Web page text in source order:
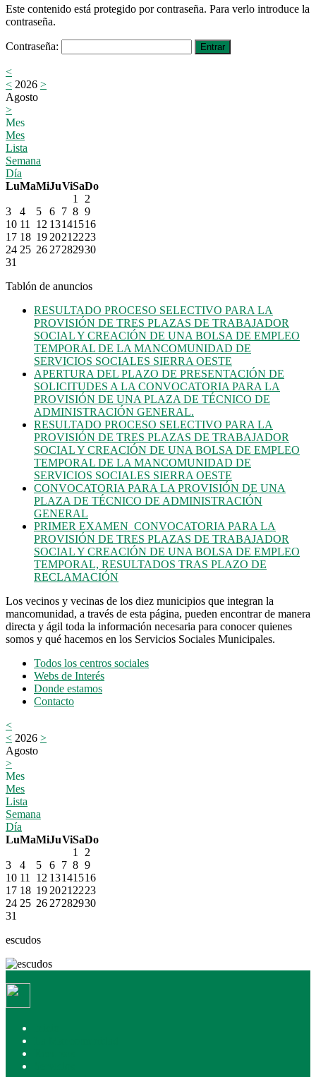
Este contenido está protegido por contraseña. Para verlo introduce la
contraseña.
Contraseña:
<
< 2026 >
Agosto
>
Mes
Mes
Lista
Semana
Día
LuMaMiJuViSaDo
1
2
3
4 5 6 7 8 9
10 11 12 13141516
17 18 19 2021 2223
24 25 26 27282930
31
Tablón de anuncios
RESULTADO PROCESO SELECTIVO PARA LA
PROVISIÓN DE TRES PLAZAS DE TRABAJADOR
SOCIAL Y CREACIÓN DE UNA BOLSA DE EMPLEO
TEMPORAL DE LA MANCOMUNIDAD DE
SERVICIOS SOCIALES SIERRA OESTE
APERTURA DEL PLAZO DE PRESENTACIÓN DE
SOLICITUDES A LA CONVOCATORIA PARA LA
PROVISIÓN DE UNA PLAZA DE TÉCNICO DE
ADMINISTRACIÓN GENERAL.
RESULTADO PROCESO SELECTIVO PARA LA
PROVISIÓN DE TRES PLAZAS DE TRABAJADOR
SOCIAL Y CREACIÓN DE UNA BOLSA DE EMPLEO
TEMPORAL DE LA MANCOMUNIDAD DE
SERVICIOS SOCIALES SIERRA OESTE
CONVOCATORIA PARA LA PROVISIÓN DE UNA
PLAZA DE TÉCNICO DE ADMINISTRACIÓN
GENERAL
PRIMER EXAMEN_CONVOCATORIA PARA LA
PROVISIÓN DE TRES PLAZAS DE TRABAJADOR
SOCIAL Y CREACIÓN DE UNA BOLSA DE EMPLEO
TEMPORAL, RESULTADOS TRAS PLAZO DE
RECLAMACIÓN
Los vecinos y vecinas de los diez municipios que integran la
mancomunidad, a través de esta página, pueden encontrar de manera
directa y ágil toda la información necesaria para conocer quienes
somos y qué hacemos en los Servicios Sociales Municipales.
Todos los centros sociales
Webs de Interés
Donde estamos
Contacto
<
< 2026 >
Agosto
>
Mes
Mes
Lista
Semana
Día
LuMaMiJuViSaDo
1
2
3
4 5 6 7 8 9
10 11 12 13141516
17 18 19 2021 2223
24 25 26 27282930
31
escudos